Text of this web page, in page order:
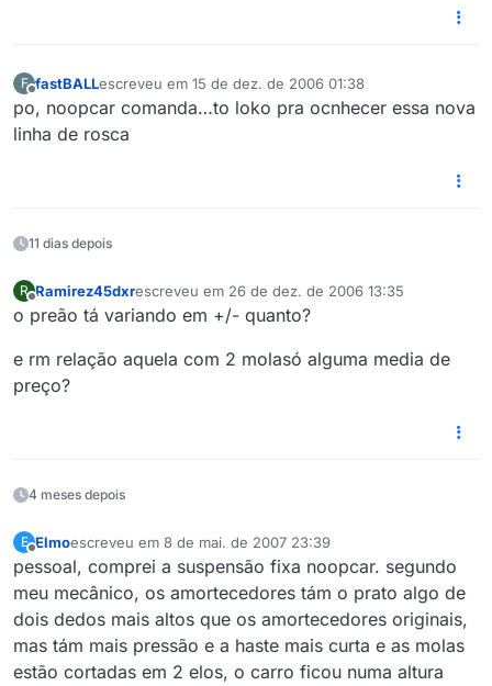
F fastBALLescreveu em 15 de dez. de 2006 01:38
última edição por
po, noopcar comanda…to loko pra ocnhecer essa nova
linha de rosca
11 dias depois
R
Offline
Ramirez45dxrescreveu em 26 de dez. de 2006 13:35
última edição por
o preão tá variando em +/- quanto?
e rm relação aquela com 2 molasó alguma media de
preço?
4 meses depois
E
Offline
Elmoescreveu em 8 de mai. de 2007 23:39
última edição por
pessoal, comprei a suspensão fixa noopcar. segundo
meu mecânico, os amortecedores tám o prato algo de
dois dedos mais altos que os amortecedores originais,
mas tám mais pressão e a haste mais curta e as molas
estão cortadas em 2 elos, o carro ficou numa altura